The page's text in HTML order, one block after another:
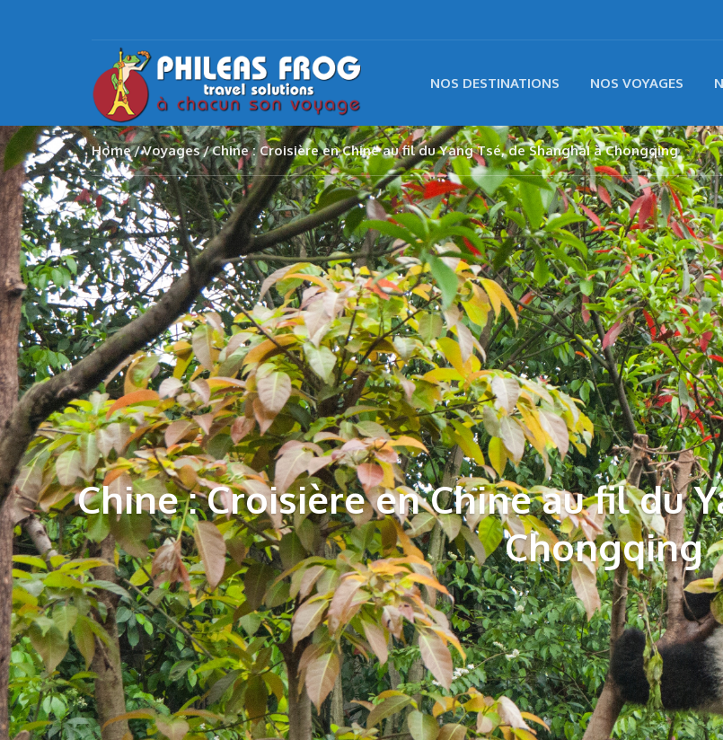
NOS DESTINATIONS NOS VOYAGES
Home Voyages Chine : Croisière en Chine au fil du Yang Tsé, de Shanghai à Chongqing
Chine : Croisière en Chine au fil du
Chongqing